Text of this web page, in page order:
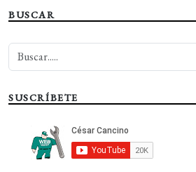
BUSCAR
SUSCRÍBETE